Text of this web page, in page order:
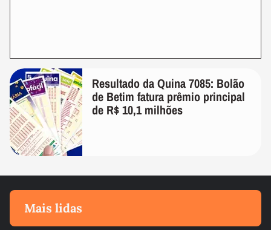
Resultado da Quina 7085: Bolão
de Betim fatura prêmio principal
de R$ 10,1 milhões
Mais lidas